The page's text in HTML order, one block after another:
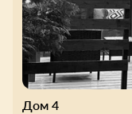
Дом 4